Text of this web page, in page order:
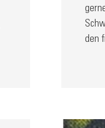
den